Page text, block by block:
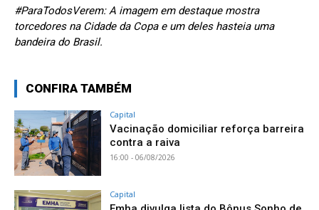
#ParaTodosVerem: A imagem em destaque mostra
torcedores na Cidade da Copa e um deles hasteia uma
bandeira do Brasil.
CONFIRA TAMBÉM
Capital
Vacinação domiciliar reforça barreira
contra a raiva
16:00 - 06/08/2026
Capital